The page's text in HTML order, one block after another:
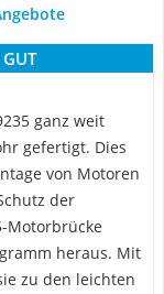
ganz weit
gefertigt. Dies
von Motoren
der
Motorbrücke
heraus. Mit
zu den leichten